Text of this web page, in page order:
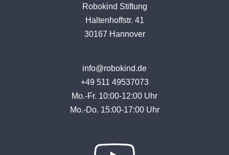
Robokind Stiftung
Haltenhoffstr. 41
30167 Hannover
info@robokind.de
+49 511 49537073
Mo.-Fr. 10:00-12:00 Uhr
Mo.-Do. 15:00-17:00 Uhr